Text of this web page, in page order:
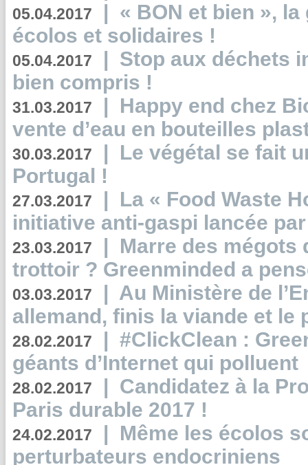
05.04.2017 | « BON et bien »,
écolos et solidaires !
05.04.2017 | Stop aux déchets
bien compris !
31.03.2017 | Happy end chez
vente d’eau en bouteilles
30.03.2017 | Le végétal se fait
Portugal !
27.03.2017 | La « Food Waste
initiative anti-gaspi lancée
23.03.2017 | Marre des mégots
trottoir ? Greenminded a
03.03.2017 | Au Ministère de
allemand, finis la viande et le
28.02.2017 | #ClickClean :
géants d’Internet qui polluent
28.02.2017 | Candidatez à la
Paris durable 2017 !
24.02.2017 | Même les écolos
perturbateurs endocriniens